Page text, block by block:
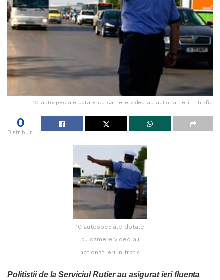
10 autospeciale dotate cu camere video au actionat ieri in trafic
0
Distribuiri
10 autospeciale dotate
cu camere video au
actionat ieri in trafic
Politistii de la Serviciul Rutier au asigurat ieri fluenta